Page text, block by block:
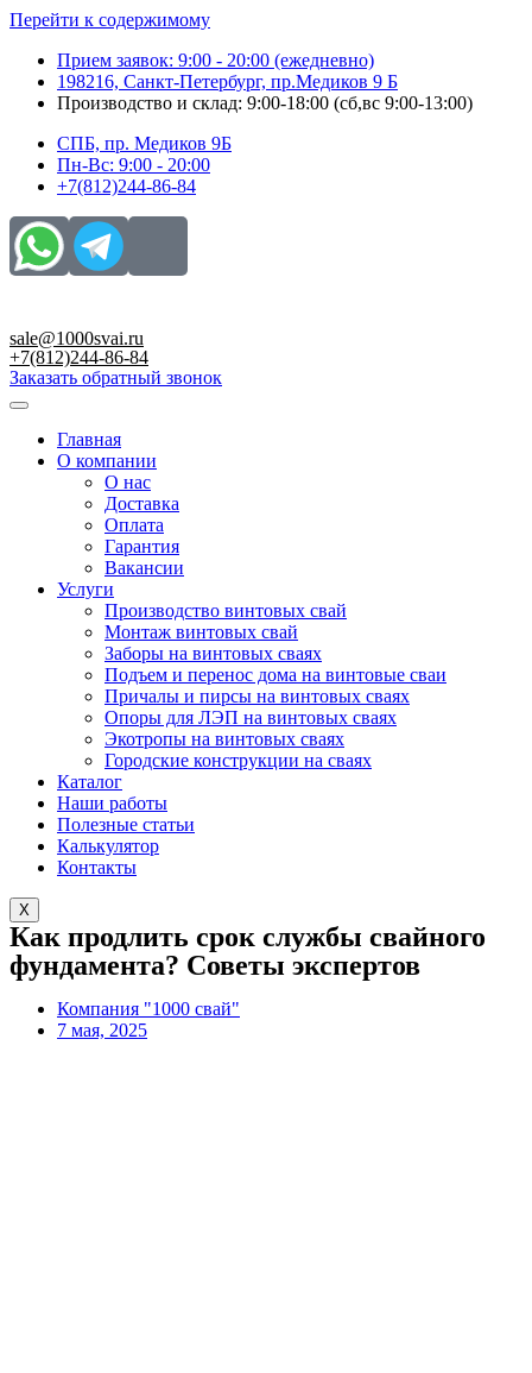
Перейти к содержимому
Прием заявок: 9:00 - 20:00 (ежедневно)
198216, Санкт-Петербург, пр.Медиков 9 Б
Производство и склад: 9:00-18:00 (сб,вс 9:00-13:00)
СПБ, пр. Медиков 9Б
Пн-Вс: 9:00 - 20:00
+7(812)244-86-84
sale@1000svai.ru
+7(812)244-86-84
Заказать обратный звонок
Главная
О компании
О нас
Доставка
Оплата
Гарантия
Вакансии
Услуги
Производство винтовых свай
Монтаж винтовых свай
Заборы на винтовых сваях
Подъем и перенос дома на винтовые сваи
Причалы и пирсы на винтовых сваях
Опоры для ЛЭП на винтовых сваях
Экотропы на винтовых сваях
Городские конструкции на сваях
Каталог
Наши работы
Полезные статьи
Калькулятор
Контакты
X
Как продлить срок службы свайного
фундамента? Советы экспертов
Компания "1000 свай"
7 мая, 2025